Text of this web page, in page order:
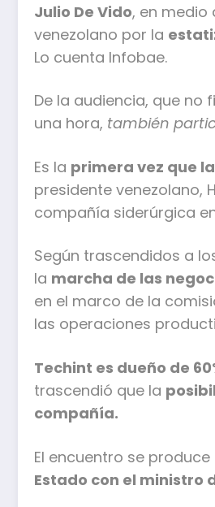
Julio De Vido, en medio
venezolano por la
Lo cuenta Infobae.
De la audiencia, que
una hora, también
Es la primera vez que
presidente venezolano,
compañía siderúrgica
Según trascendidos a
la marcha de las
en el marco de la
las operaciones
Techint es dueño de
trascendió que la
compañía.
El encuentro se produce
Estado con el ministro